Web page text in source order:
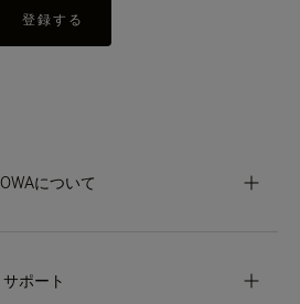
登録する
について
サポート